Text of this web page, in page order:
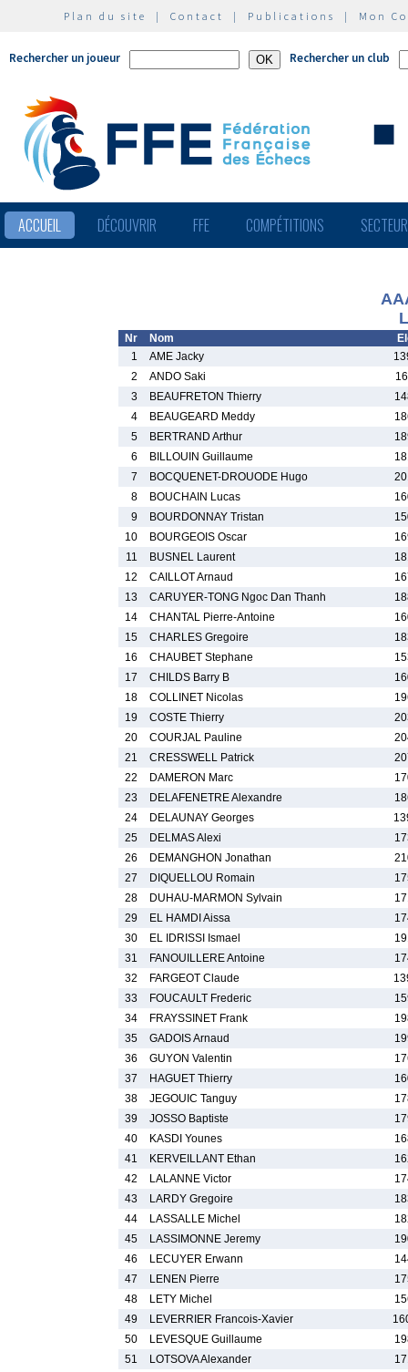
Plan du site | Contact | Publications | Mon
Rechercher un joueur Rechercher un club
ACCUEIL DÉCOUVRIR FFE COMPÉTITIONS
Nr Nom
1
AME Jacky
2
ANDO Saki
3
BEAUFRETON Thierry
4
BEAUGEARD Meddy
5
BERTRAND Arthur
6
BILLOUIN Guillaume
7
BOCQUENET-DROUODE Hugo
8
BOUCHAIN Lucas
9
BOURDONNAY Tristan
10
BOURGEOIS Oscar
11
BUSNEL Laurent
12
CAILLOT Arnaud
13
CARUYER-TONG Ngoc Dan Thanh
14
CHANTAL Pierre-Antoine
15
CHARLES Gregoire
16
CHAUBET Stephane
17
CHILDS Barry B
18
COLLINET Nicolas
19
COSTE Thierry
20
COURJAL Pauline
21
CRESSWELL Patrick
22
DAMERON Marc
23
DELAFENETRE Alexandre
24
DELAUNAY Georges
25
DELMAS Alexi
26
DEMANGHON Jonathan
27
DIQUELLOU Romain
28
DUHAU-MARMON Sylvain
29
EL HAMDI Aissa
30
EL IDRISSI Ismael
31
FANOUILLERE Antoine
32
FARGEOT Claude
33
FOUCAULT Frederic
34
FRAYSSINET Frank
35
GADOIS Arnaud
36
GUYON Valentin
37
HAGUET Thierry
38
JEGOUIC Tanguy
39
JOSSO Baptiste
40
KASDI Younes
41
KERVEILLANT Ethan
42
LALANNE Victor
43
LARDY Gregoire
44
LASSALLE Michel
45
LASSIMONNE Jeremy
46
LECUYER Erwann
47
LENEN Pierre
48
LETY Michel
49
LEVERRIER Francois-Xavier
50
LEVESQUE Guillaume
51
LOTSOVA Alexander